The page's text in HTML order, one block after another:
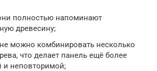
полностью напоминают
древесину;
можно комбинировать несколько
что делает панель ещё более
и неповторимой;